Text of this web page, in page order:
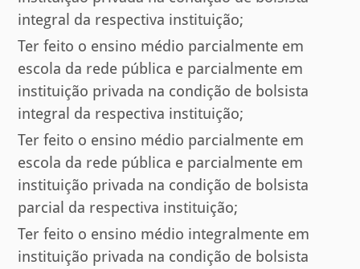
integral da respectiva instituição;
Ter feito o ensino médio parcialmente em
escola da rede pública e parcialmente em
instituição privada na condição de bolsista
integral da respectiva instituição;
Ter feito o ensino médio parcialmente em
escola da rede pública e parcialmente em
instituição privada na condição de bolsista
parcial da respectiva instituição;
Ter feito o ensino médio integralmente em
instituição privada na condição de bolsista